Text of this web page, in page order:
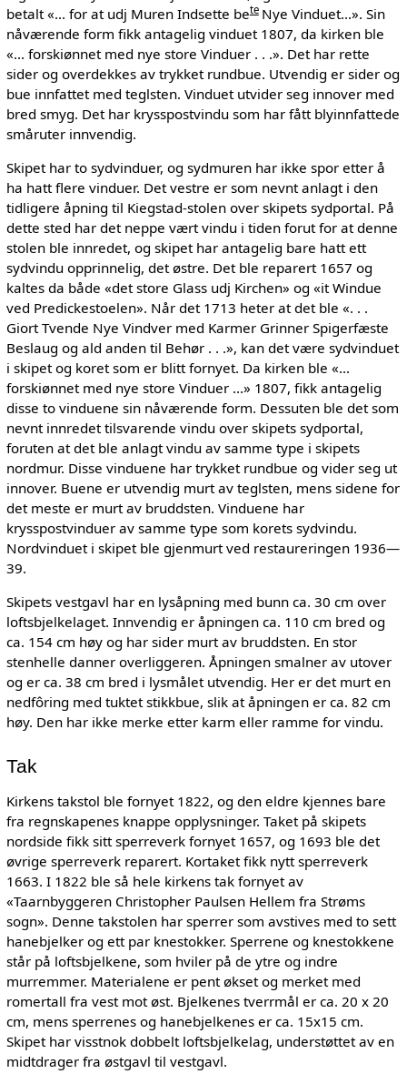
betalt «... for at udj Muren Indsette bete Nye Vinduet...». Sin
nåværende form fikk antagelig vinduet 1807, da kirken ble
«... forskiønnet med nye store Vinduer . . .». Det har rette
sider og overdekkes av trykket rundbue. Utvendig er sider og
bue innfattet med teglsten. Vinduet utvider seg innover med
bred smyg. Det har krysspostvindu som har fått blyinnfattede
småruter innvendig.
Skipet har to sydvinduer, og sydmuren har ikke spor etter å
ha hatt flere vinduer. Det vestre er som nevnt anlagt i den
tidligere åpning til Kiegstad-stolen over skipets sydportal. På
dette sted har det neppe vært vindu i tiden forut for at denne
stolen ble innredet, og skipet har antagelig bare hatt ett
sydvindu opprinnelig, det østre. Det ble reparert 1657 og
kaltes da både «det store Glass udj Kirchen» og «it Windue
ved Predickestoelen». Når det 1713 heter at det ble «. . .
Giort Tvende Nye Vindver med Karmer Grinner Spigerfæste
Beslaug og ald anden til Behør . . .», kan det være sydvinduet
i skipet og koret som er blitt fornyet. Da kirken ble «...
forskiønnet med nye store Vinduer ...» 1807, fikk antagelig
disse to vinduene sin nåværende form. Dessuten ble det som
nevnt innredet tilsvarende vindu over skipets sydportal,
foruten at det ble anlagt vindu av samme type i skipets
nordmur. Disse vinduene har trykket rundbue og vider seg ut
innover. Buene er utvendig murt av teglsten, mens sidene for
det meste er murt av bruddsten. Vinduene har
krysspostvinduer av samme type som korets sydvindu.
Nordvinduet i skipet ble gjenmurt ved restaureringen 1936—
39.
Skipets vestgavl har en lysåpning med bunn ca. 30 cm over
loftsbjelkelaget. Innvendig er åpningen ca. 110 cm bred og
ca. 154 cm høy og har sider murt av bruddsten. En stor
stenhelle danner overliggeren. Åpningen smalner av utover
og er ca. 38 cm bred i lysmålet utvendig. Her er det murt en
nedfôring med tuktet stikkbue, slik at åpningen er ca. 82 cm
høy. Den har ikke merke etter karm eller ramme for vindu.
Tak
Kirkens takstol ble fornyet 1822, og den eldre kjennes bare
fra regnskapenes knappe opplysninger. Taket på skipets
nordside fikk sitt sperreverk fornyet 1657, og 1693 ble det
øvrige sperreverk reparert. Kortaket fikk nytt sperreverk
1663. I 1822 ble så hele kirkens tak fornyet av
«Taarnbyggeren Christopher Paulsen Hellem fra Strøms
sogn». Denne takstolen har sperrer som avstives med to sett
hanebjelker og ett par knestokker. Sperrene og knestokkene
står på loftsbjelkene, som hviler på de ytre og indre
murremmer. Materialene er pent økset og merket med
romertall fra vest mot øst. Bjelkenes tverrmål er ca. 20 x 20
cm, mens sperrenes og hanebjelkenes er ca. 15x15 cm.
Skipet har visstnok dobbelt loftsbjelkelag, understøttet av en
midtdrager fra østgavl til vestgavl.